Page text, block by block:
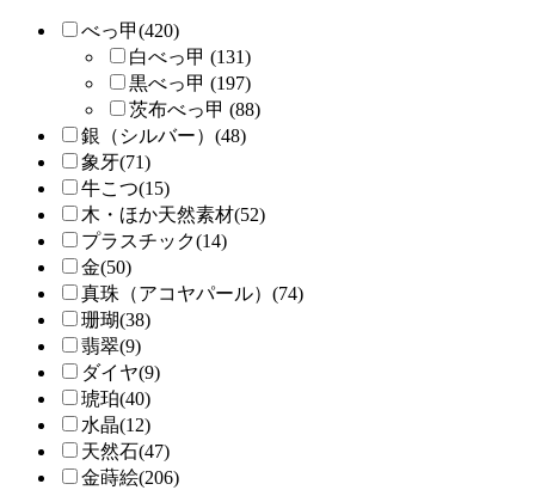
べっ甲(420)
白べっ甲 (131)
黒べっ甲 (197)
茨布べっ甲 (88)
銀（シルバー）(48)
象牙(71)
牛こつ(15)
木・ほか天然素材(52)
プラスチック(14)
金(50)
真珠（アコヤパール）(74)
珊瑚(38)
翡翠(9)
ダイヤ(9)
琥珀(40)
水晶(12)
天然石(47)
金蒔絵(206)